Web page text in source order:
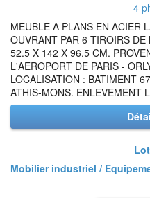
4
MEUBLE A PLANS EN ACIER
OUVRANT PAR 6 TIROIRS
52.5 X 142 X 96.5 CM.
L'AEROPORT DE PARIS -
LOCALISATION : BATIMENT
ATHIS-MONS. ENLEVEMENT
Mobilier industriel /